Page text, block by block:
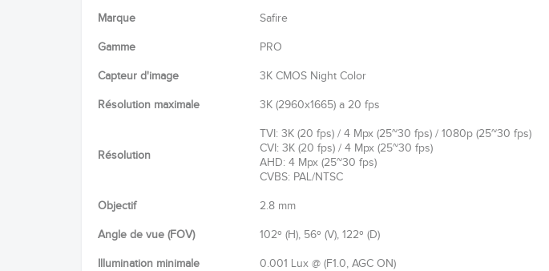
Marque Safire
Gamme PRO
Capteur d'image 3K CMOS Night Color
Résolution maximale 3K (2960x1665) a 20 fps
Résolution
TVI: 3K (20 fps) / 4 Mpx (25~30 fps) / 1080p (25~30 fps)
CVI: 3K (20 fps) / 4 Mpx (25~30 fps)
AHD: 4 Mpx (25~30 fps)
CVBS: PAL/NTSC
Objectif 2.8 mm
Angle de vue (FOV) 102º (H), 56º (V), 122º (D)
Illumination minimale 0.001 Lux @ (F1.0, AGC ON)